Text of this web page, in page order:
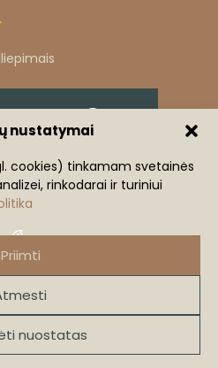
nustatymai
cookies) tinkamam svetainės
rinkodarai ir turiniui
Priimti
nuostatas
zonos
Lastauskas
686 91240
TEISĖS SAUGOMOS.